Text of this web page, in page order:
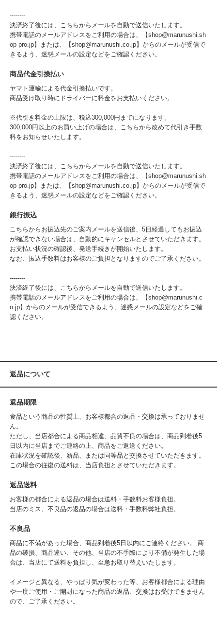
--------
決済終了後には、こちらからメールを自動で送信いたします。
携帯電話のメールアドレスをご利用の場合は、【shop@marunushi.sh
op-pro.jp】または、【shop@marunushi.co.jp】からのメールが受信で
きるよう、迷惑メールの設定などをご確認ください。
商品代金引換払い
ヤマト運輸による代金引換払いです。
商品受け取り時にドライバーに料金をお支払いください。
※代引き料金の上限は、税込300,000円までになります。
300,000円以上のお買い上げの場合は、こちらから改めて代引き手数
料をお知らせいたします。
--------
決済終了後には、こちらからメールを自動で送信いたします。
携帯電話のメールアドレスをご利用の場合は、【shop@marunushi.sh
op-pro.jp】または、【shop@marunushi.co.jp】からのメールが受信で
きるよう、迷惑メールの設定などをご確認ください。
銀行振込
こちらからお振込先のご案内メールを送信後、5日経過してもお振込
が確認できない場合は、自動的にキャンセルとさせていただきます。
お支払い状況の確認後、発送手続きが開始いたします。
なお、振込手数料はお客様のご負担となりますのでご了承ください。
--------
決済終了後には、こちらからメールを自動で送信いたします。
携帯電話のメールアドレスをご利用の場合は、【shop@marunushi.c
o.jp】からのメールが受信できるよう、迷惑メールの設定などをご確
認ください。
返品について
返品期限
食品という商品の性質上、お客様都合の返品・交換は承っておりませ
ん。
ただし、当店都合による商品相違、品質不良の場合は、商品到着後5
日以内に当店までご連絡の上、商品をご返送ください。
在庫状況を確認後、新品、または同等品と交換させていただきます。
この場合の往復の送料は、当店負担とさせていただきます。
返品送料
お客様の都合による返品の場合は送料・手数料お客様負担。
当店のミス、不良品の返品の場合は送料・手数料弊社負担。
不良品
商品に不備があった場合、商品到着後5日以内にご連絡ください。 商
品の破損、商品違い、その他、当店の不手際により不備が発生した場
合は、当店にて送料を負担し、至急お取り替えいたします。
イメージと異なる、やっぱり気が変わった等、お客様都合による理由
や一度ご使用・ご開封になった商品の返品、交換はお受けできません
ので、ご了承ください。